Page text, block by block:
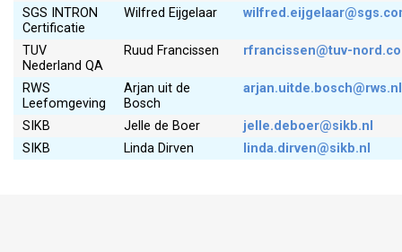
SGS INTRON
Certificatie
Wilfred Eijgelaar
TUV
Nederland QA
Ruud Francissen rfrancissen@tuv-
RWS
Leefomgeving
Arjan uit de
Bosch
arjan.uitde.bosch@rws.nl
SIKB Jelle de Boer
jelle.deboer@sikb.nl
SIKB
Linda Dirven linda.dirven@sikb.nl